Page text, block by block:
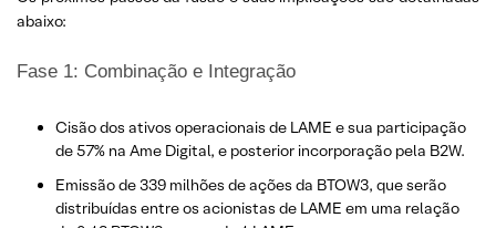
abaixo:
Fase 1: Combinação e Integração
Cisão dos ativos operacionais de LAME e sua participação
de 57% na Ame Digital, e posterior incorporação pela B2W.
Emissão de 339 milhões de ações da BTOW3, que serão
distribuídas entre os acionistas de LAME em uma relação